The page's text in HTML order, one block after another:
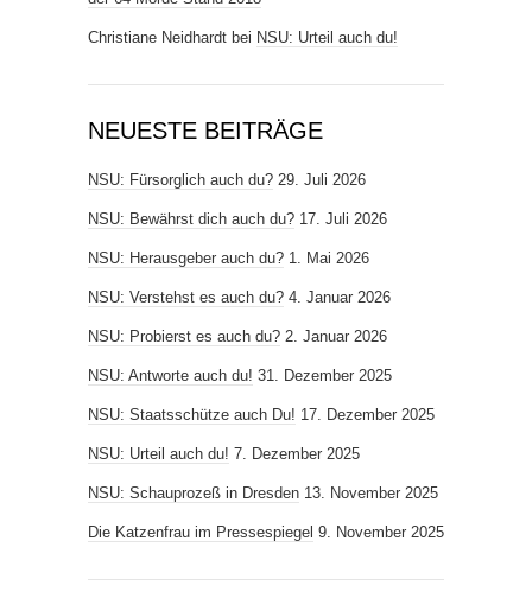
Christiane Neidhardt bei NSU: Urteil auch du!
NEUESTE BEITRÄGE
NSU: Fürsorglich auch du? 29. Juli 2026
NSU: Bewährst dich auch du? 17. Juli 2026
NSU: Herausgeber auch du? 1. Mai 2026
NSU: Verstehst es auch du? 4. Januar 2026
NSU: Probierst es auch du? 2. Januar 2026
NSU: Antworte auch du! 31. Dezember 2025
NSU: Staatsschütze auch Du! 17. Dezember 2025
NSU: Urteil auch du! 7. Dezember 2025
NSU: Schauprozeß in Dresden 13. November 2025
Die Katzenfrau im Pressespiegel 9. November 2025